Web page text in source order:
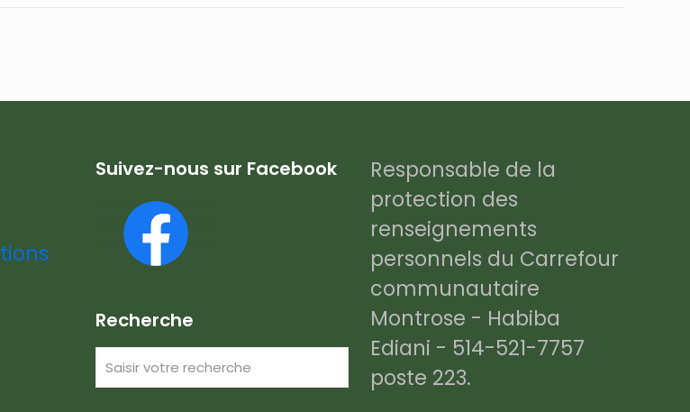
Suivez-nous sur Facebook
Recherche
Responsable de la
protection des
renseignements
personnels du Carrefour
communautaire
Montrose - Habiba
Ediani - 514-521-7757
poste 223.